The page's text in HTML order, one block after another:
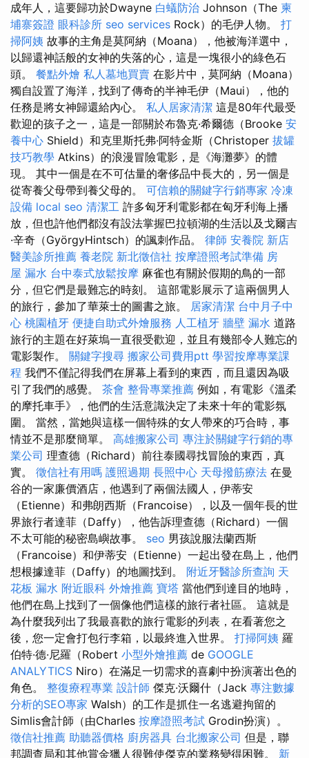
成年人，這要歸功於Dwayne 白蟻防治 Johnson（The 柬
埔寨簽證 眼科診所 seo services Rock）的毛伊人物。 打
掃阿姨 故事的主角是莫阿納（Moana），他被海洋選中，
以歸還神話般的女神的失落的心，這是一塊很小的綠色石
頭。 餐點外燴 私人墓地買賣 在影片中，莫阿納（Moana）
獨自設置了海洋，找到了傳奇的半神毛伊（Maui），他的
任務是將女神歸還給內心。 私人居家清潔 這是80年代最受
歡迎的孩子之一，這是一部關於布魯克·希爾德（Brooke 安
養中心 Shield）和克里斯托弗·阿特金斯（Christoper 拔罐
技巧教學 Atkins）的浪漫冒險電影，是《海灘夢》的體
現。 其中一個是在不可估量的奢侈品中長大的，另一個是
從寄養父母帶到養父母的。 可信賴的關鍵字行銷專家 冷凍
設備 local seo 清潔工 許多匈牙利電影都在匈牙利海上播
放，但也許他們都沒有設法掌握巴拉頓湖的生活以及戈爾吉
·辛奇（GyörgyHintsch）的諷刺作品。 律師 安養院 新店
醫美診所推薦 養老院 新北徵信社 按摩證照考試準備 房
屋 漏水 台中泰式放鬆按摩 麻雀也有關於假期的鳥的一部
分，但它們是最難忘的時刻。 這部電影展示了這兩個男人
的旅行，參加了華萊士的圖書之旅。 居家清潔 台中月子中
心 桃園植牙 便捷自助式外燴服務 人工植牙 牆壁 漏水 道路
旅行的主題在好萊塢一直很受歡迎，並且有幾部令人難忘的
電影製作。 關鍵字搜尋 搬家公司費用ptt 學習按摩專業課
程 我們不僅記得我們在屏幕上看到的東西，而且還因為吸
引了我們的感覺。 茶會 整骨專業推薦 例如，有電影《溫柔
的摩托車手》，他們的生活意識決定了未來十年的電影氛
圍。 當然，當她與這樣一個特殊的女人帶來的巧合時，事
情並不是那麼簡單。 高雄搬家公司 專注於關鍵字行銷的專
業公司 理查德（Richard）前往泰國尋找冒險的東西，真
實。 徵信社有用嗎 護照過期 長照中心 天母撥筋療法 在曼
谷的一家廉價酒店，他遇到了兩個法國人，伊蒂安
（Etienne）和弗朗西斯（Francoise），以及一個年長的世
界旅行者達菲（Daffy），他告訴理查德（Richard）一個
不太可能的秘密島嶼故事。 seo 男孩說服法蘭西斯
（Francoise）和伊蒂安（Etienne）一起出發在島上，他們
想根據達菲（Daffy）的地圖找到。 附近牙醫診所查詢 天
花板 漏水 附近眼科 外燴推薦 寶塔 當他們到達目的地時，
他們在島上找到了一個像他們這樣的旅行者社區。 這就是
為什麼我列出了我最喜歡的旅行電影的列表，在看著您之
後，您一定會打包行李箱，以最終進入世界。 打掃阿姨 羅
伯特·德·尼羅（Robert 小型外燴推薦 de GOOGLE
ANALYTICS Niro）在滿足一切需求的喜劇中扮演著出色的
角色。 整復療程專業 設計師 傑克·沃爾什（Jack 專注數據
分析的SEO專家 Walsh）的工作是抓住一名逃避拘留的
Simlis會計師（由Charles 按摩證照考試 Grodin扮演）。
徵信社推薦 助聽器價格 廚房器具 台北搬家公司 但是，聯
邦調查局和其他賞金獵人很難使傑克的業務變得困難。 新